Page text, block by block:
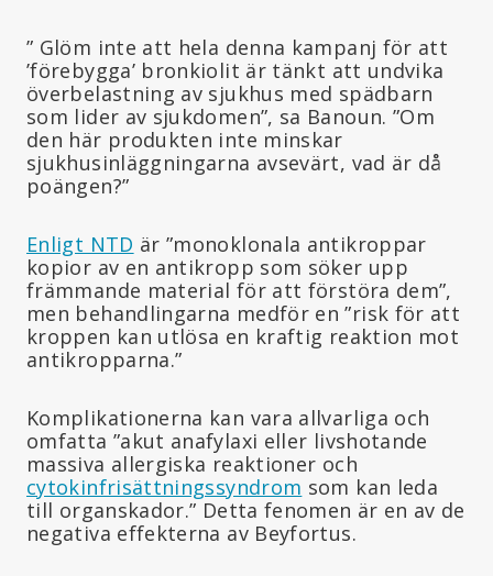
” Glöm inte att hela denna kampanj för att
’förebygga’ bronkiolit är tänkt att undvika
överbelastning av sjukhus med spädbarn
som lider av sjukdomen”, sa Banoun. ”Om
den här produkten inte minskar
sjukhusinläggningarna avsevärt, vad är då
poängen?”
Enligt NTD är ”monoklonala antikroppar
kopior av en antikropp som söker upp
främmande material för att förstöra dem”,
men behandlingarna medför en ”risk för att
kroppen kan utlösa en kraftig reaktion mot
antikropparna.”
Komplikationerna kan vara allvarliga och
omfatta ”akut anafylaxi eller livshotande
massiva allergiska reaktioner och
cytokinfrisättningssyndrom som kan leda
till organskador.” Detta fenomen är en av de
negativa effekterna av Beyfortus.